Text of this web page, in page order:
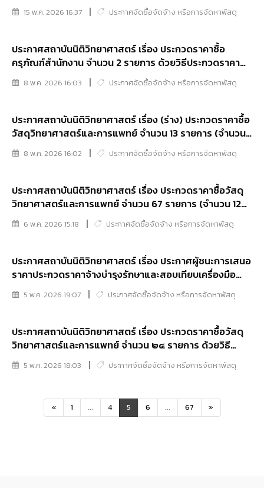
15 พ.ค. 2026 16:37 ประกาศจัดซื้อจัดจ้าง หรือการจัดหาพัสดุ
ประกาศสถาบันนิติวิทยาศาสตร์ เรื่อง ประกวดราคาซื้อ
ครุภัณฑ์สำนักงาน จำนวน 2 รายการ ด้วยวิธีประกวดราคา
อิเล็กทรอนิกส์ (e-bidding)
8 พ.ค. 2026 16:03 ประกาศจัดซื้อจัดจ้าง หรือการจัดหาพัสดุ
ประกาศสถาบันนิติวิทยาศาสตร์ เรื่อง (ร่าง) ประกวดราคาซื้อ
วัสดุวิทยาศาสตร์และการแพทย์ จำนวน 13 รายการ (จำนวน
5 กลุ่ม) ด้วยวิธีประกวดราคาอิเล็กทรอนิกส์ (e-bidding)
8 พ.ค. 2026 16:02 ประกาศจัดซื้อจัดจ้าง หรือการจัดหาพัสดุ
ประกาศสถาบันนิติวิทยาศาสตร์ เรื่อง ประกวดราคาซื้อวัสดุ
วิทยาศาสตร์และการแพทย์ จำนวน 67 รายการ (จำนวน 12
หมวด จำหนวด 18 รายการ) ด้วยวิธีประกวดราคา
อิเล็กทรอนิกส์ (e-bidding)
6 พ.ค. 2026 15:18 ประกาศจัดซื้อจัดจ้าง หรือการจัดหาพัสดุ
ประกาศสถาบันนิติวิทยาศาสตร์ เรื่อง ประกาศผู้ชนะการเสนอ
ราคาประกวดราคาจ้างบำรุงรักษาและสอบเทียบเครื่องมือ
วิทยาศาสตร์ จำนวน ๒ รายการ ด้วยวิธีประกวดราคา
อิเล็กทรอนิกส์ (e-bidding)
5 พ.ค. 2026 19:07 ประกาศจัดซื้อจัดจ้าง หรือการจัดหาพัสดุ
ประกาศสถาบันนิติวิทยาศาสตร์ เรื่อง ประกวดราคาซื้อวัสดุ
วิทยาศาสตร์และการแพทย์ จำนวน ๒๔ รายการ ด้วยวิธี
ประกวดราคาอิเล็กทรอนิกส์ (e-bidding)
5 พ.ค. 2026 18:03 ประกาศจัดซื้อจัดจ้าง หรือการจัดหาพัสดุ
« 1 ... 4 5 6 ... 67 »